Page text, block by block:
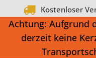
Kostenloser
Achtung: Aufgrund
derzeit keine